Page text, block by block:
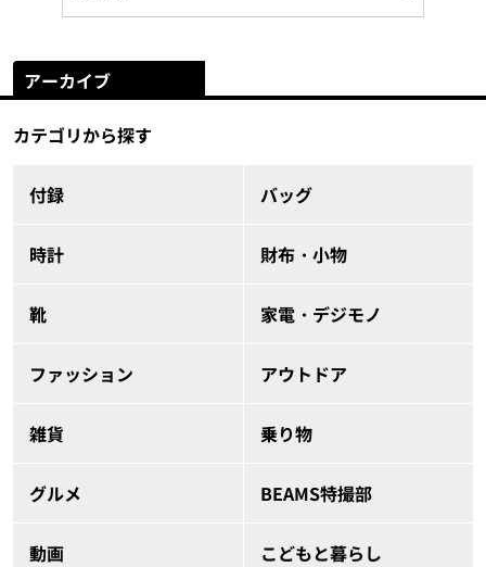
アーカイブ
カテゴリから探す
付録 バッグ
時計 財布・小物
靴 家電・デジモノ
ファッション アウトドア
雑貨 乗り物
グルメ BEAMS特撮部
動画 こどもと暮らし